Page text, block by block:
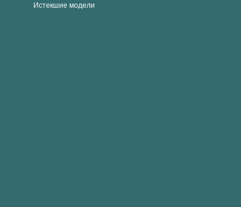
Истекшие модели